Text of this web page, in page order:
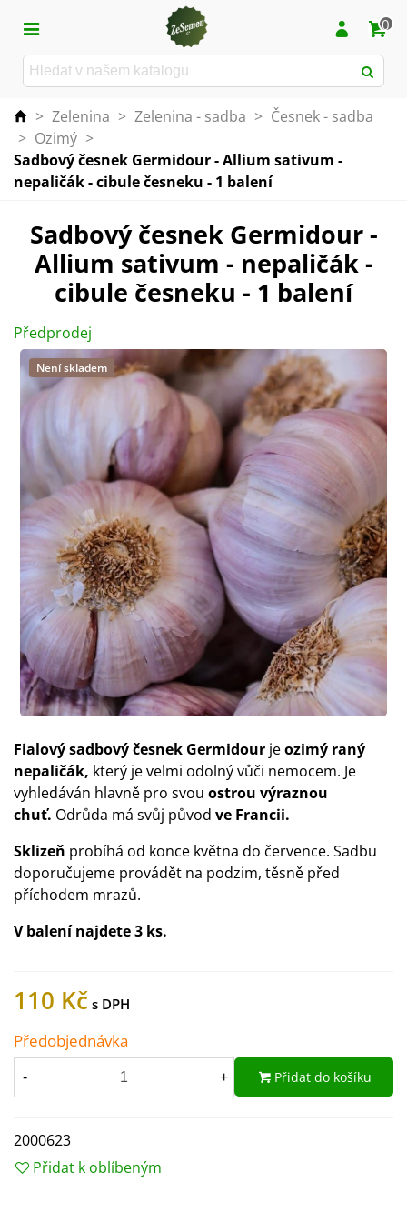
0
> Zelenina > Zelenina - sadba > Česnek - sadba
> Ozimý >
Sadbový česnek Germidour - Allium sativum -
nepaličák - cibule česneku - 1 balení
Sadbový česnek Germidour -
Allium sativum - nepaličák -
cibule česneku - 1 balení
Předprodej
Není skladem
Fialový sadbový česnek Germidour jeozimý raný
nepaličák, který je velmi odolný vůči nemocem. Je
vyhledáván hlavně pro svou ostrou výraznou
chuť. Odrůda má svůj původ ve Francii.
Sklizeň probíhá od konce května do července. Sadbu
doporučujeme provádět na podzim, těsně před
příchodem mrazů.
V balení najdete 3 ks.
110 Kč
Předobjednávka
- + Přidat do košíku
2000623
Přidat k oblíbeným